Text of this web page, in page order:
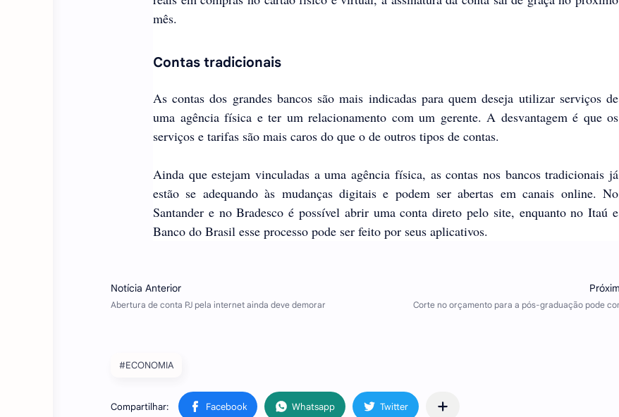
mês.
Contas tradicionais
As contas dos grandes bancos são mais indicadas para quem deseja utilizar serviços de
uma agência física e ter um relacionamento com um gerente. A desvantagem é que os
serviços e tarifas são mais caros do que o de outros tipos de contas.
Ainda que estejam vinculadas a uma agência física, as contas nos bancos tradicionais já
estão se adequando às mudanças digitais e podem ser abertas em canais online. No
Santander e no Bradesco é possível abrir uma conta direto pelo site, enquanto no Itaú e
Banco do Brasil esse processo pode ser feito por seus aplicativos.
#ECONOMIA